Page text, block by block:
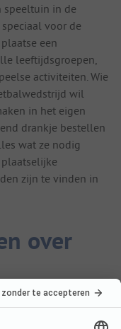
speeltuin in de
voor de
een
leeftijdsgroepen,
activiteiten. Wie
wil
in het eigen
drankje bestellen
wat ze nodig
zijn te vinden in
over